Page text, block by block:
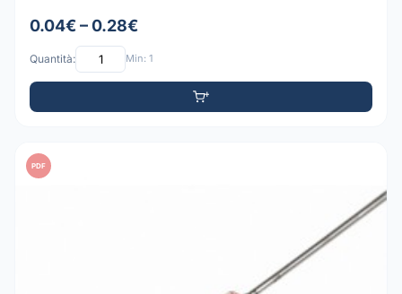
0.04€ – 0.28€
Quantità: Min: 1
PDF